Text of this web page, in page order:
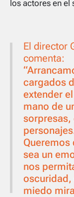
los actores en el
El director
comenta:
cargados
extender
mano de
sorpresas,
Queremos
sea un
nos
oscuridad,
miedo